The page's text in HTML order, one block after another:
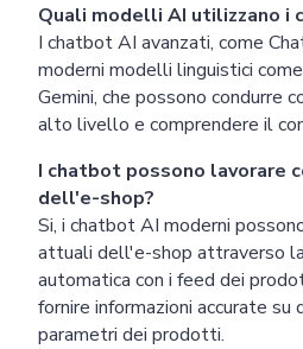
Quali modelli AI utilizzano i
I chatbot AI avanzati, come
moderni modelli linguistici
Gemini, che possono condurre
alto livello e comprendere il
I chatbot possono lavorare
dell'e-shop?
Si, i chatbot AI moderni
attuali dell'e-shop attraverso
automatica con i feed dei
fornire informazioni accurate su
parametri dei prodotti.